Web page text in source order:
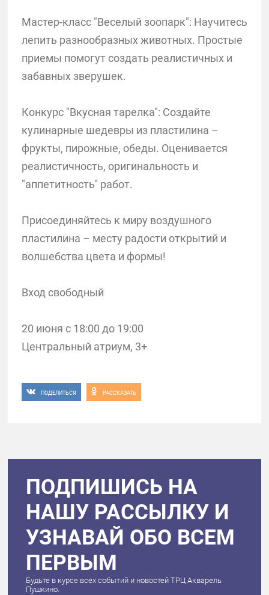
Мастер-класс "Веселый зоопарк": Научитесь
лепить разнообразных животных. Простые
приемы помогут создать реалистичных и
забавных зверушек.
Конкурс "Вкусная тарелка": Создайте
кулинарные шедевры из пластилина –
фрукты, пирожные, обеды. Оценивается
реалистичность, оригинальность и
"аппетитность" работ.
Присоединяйтесь к миру воздушного
пластилина – месту радости открытий и
волшебства цвета и формы!
Вход свободный
20 июня с 18:00 до 19:00
Центральный атриум, 3+
ПОДЕЛИТЬСЯ РАССКАЗАТЬ
ПОДПИШИСЬ НА
НАШУ РАССЫЛКУ И
УЗНАВАЙ ОБО ВСЕМ
ПЕРВЫМ
Будьте в курсе всех событий и новостей ТРЦ Акварель
Пушкино.